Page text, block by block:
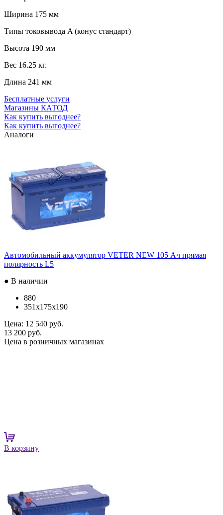
Ширина 175 мм
Типы токовывода A (конус стандарт)
Высота 190 мм
Вес 16.25 кг.
Длина 241 мм
Бесплатные услуги
Магазины КАТОД
Как купить выгоднее?
Как купить выгоднее?
Аналоги
Автомобильный аккумулятор VETER NEW 105 Ач прямая
полярность L5
● В наличии
880
351x175x190
Цена: 12 540 руб.
13 200 руб.
Цена в розничных магазинах
В корзину